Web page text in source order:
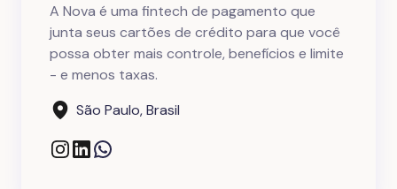
A Nova é uma fintech de pagamento que
junta seus cartões de crédito para que você
possa obter mais controle, benefícios e limite
- e menos taxas.
São Paulo, Brasil